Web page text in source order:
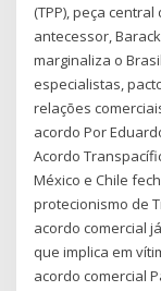
(TPP), peça
antecessor,
marginaliza o
especialistas,
relações
acordo Por
Acordo
México e Chile
protecionismo de
acordo comercial
que implica em
acordo comercial